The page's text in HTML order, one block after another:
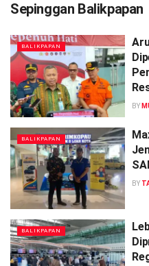
Sepinggan Balikpapan
BALIKPAPAN
BY
BALIKPAPAN
BY
BALIKPAPAN